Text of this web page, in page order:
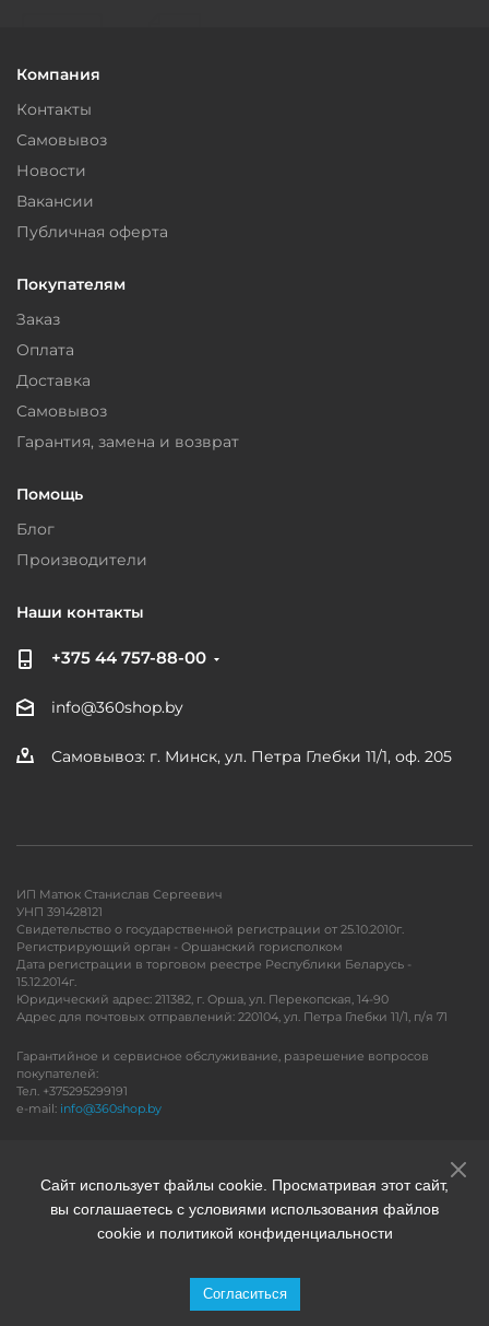
Компания
Контакты
Самовывоз
Новости
Вакансии
Публичная оферта
Покупателям
Заказ
Оплата
Доставка
Самовывоз
Гарантия, замена и возврат
Помощь
Блог
Производители
Наши контакты
+375 44 757-88-00
info@360shop.by
Самовывоз: г. Минск, ул. Петра Глебки 11/1, оф. 205
ИП Матюк Станислав Сергеевич
УНП 391428121
Свидетельство о государственной регистрации от 25.10.2010г.
Регистрирующий орган - Оршанский горисполком
Дата регистрации в торговом реестре Республики Беларусь -
15.12.2014г.
Юридический адрес: 211382, г. Орша, ул. Перекопская, 14-90
Адрес для почтовых отправлений: 220104, ул. Петра Глебки 11/1, п/я 71
Гарантийное и сервисное обслуживание, разрешение вопросов
покупателей:
Тел. +375295299191
e-mail: info@360shop.by
Сайт использует файлы cookie. Просматривая этот сайт,
вы соглашаетесь с условиями использования файлов
cookie и политикой конфиденциальности
Согласиться